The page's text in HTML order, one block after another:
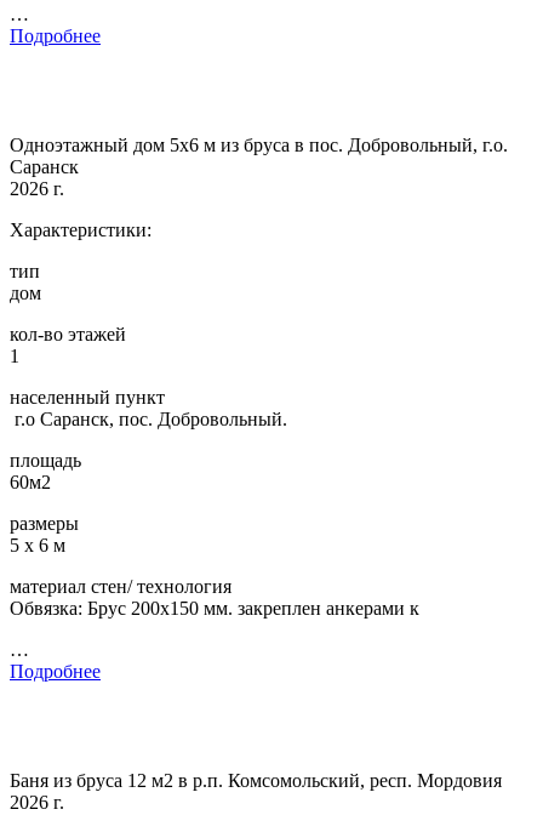
…
Подробнее
Одноэтажный дом 5х6 м из бруса в пос. Добровольный, г.о.
Саранск
2026 г.
Характеристики:
тип
дом
кол-во этажей
1
населенный пункт
г.о Саранск, пос. Добровольный.
площадь
60м2
размеры
5 х 6 м
материал стен/ технология
Обвязка: Брус 200х150 мм. закреплен анкерами к
…
Подробнее
Баня из бруса 12 м2 в р.п. Комсомольский, респ. Мордовия
2026 г.